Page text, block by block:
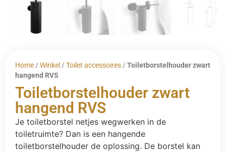
Home / Winkel / Toilet accessoires / Toiletborstelhouder zwart
hangend RVS
Toiletborstelhouder zwart
hangend RVS
Je toiletborstel netjes wegwerken in de
toiletruimte? Dan is een hangende
toiletborstelhouder de oplossing. De borstel kan